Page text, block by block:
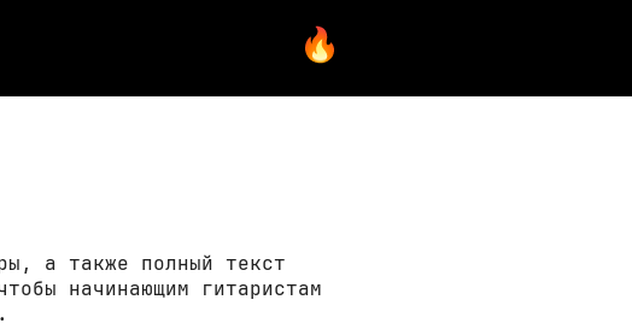
а также полный текст
начинающим гитаристам